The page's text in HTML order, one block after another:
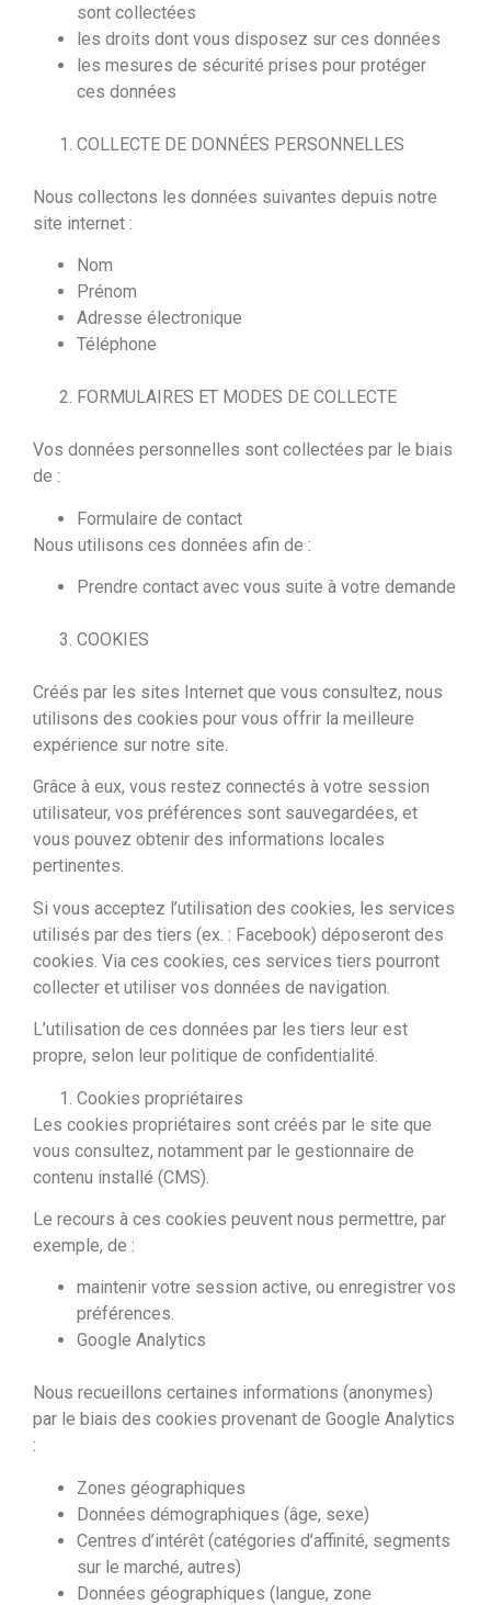
sont collectées
les droits dont vous disposez sur ces données
les mesures de sécurité prises pour protéger
ces données
COLLECTE DE DONNÉES PERSONNELLES
Nous collectons les données suivantes depuis notre
site internet :
Nom
Prénom
Adresse électronique
Téléphone
FORMULAIRES ET MODES DE COLLECTE
Vos données personnelles sont collectées par le biais
de :
Formulaire de contact
Nous utilisons ces données afin de :
Prendre contact avec vous suite à votre demande
COOKIES
Créés par les sites Internet que vous consultez, nous
utilisons des cookies pour vous offrir la meilleure
expérience sur notre site.
Grâce à eux, vous restez connectés à votre session
utilisateur, vos préférences sont sauvegardées, et
vous pouvez obtenir des informations locales
pertinentes.
Si vous acceptez l’utilisation des cookies, les services
utilisés par des tiers (ex. : Facebook) déposeront des
cookies. Via ces cookies, ces services tiers pourront
collecter et utiliser vos données de navigation.
L’utilisation de ces données par les tiers leur est
propre, selon leur politique de confidentialité.
Cookies propriétaires
Les cookies propriétaires sont créés par le site que
vous consultez, notamment par le gestionnaire de
contenu installé (CMS).
Le recours à ces cookies peuvent nous permettre, par
exemple, de :
maintenir votre session active, ou enregistrer vos
préférences.
Google Analytics
Nous recueillons certaines informations (anonymes)
par le biais des cookies provenant de Google Analytics
:
Zones géographiques
Données démographiques (âge, sexe)
Centres d’intérêt (catégories d’affinité, segments
sur le marché, autres)
Données géographiques (langue, zone